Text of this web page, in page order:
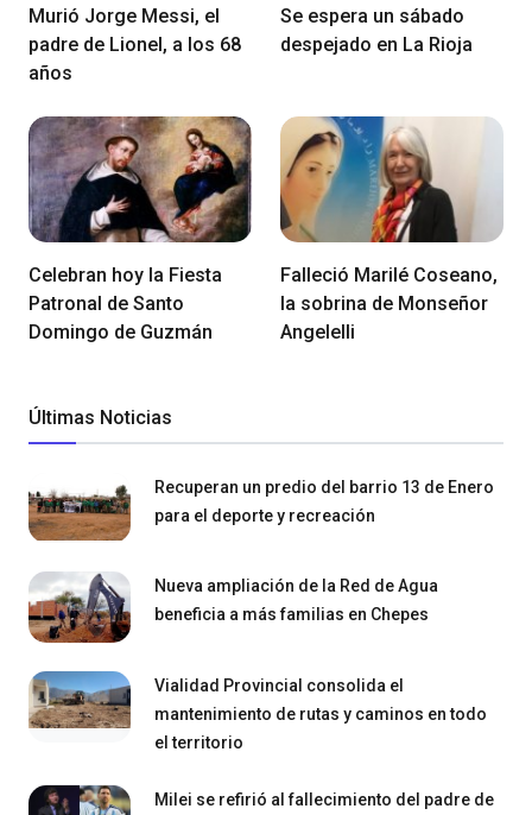
Murió Jorge Messi, el
padre de Lionel, a los 68
años
Se espera un sábado
despejado en La Rioja
Celebran hoy la Fiesta
Patronal de Santo
Domingo de Guzmán
Falleció Marilé Coseano,
la sobrina de Monseñor
Angelelli
Últimas Noticias
Recuperan un predio del barrio 13 de Enero
para el deporte y recreación
Nueva ampliación de la Red de Agua
beneficia a más familias en Chepes
Vialidad Provincial consolida el
mantenimiento de rutas y caminos en todo
el territorio
Milei se refirió al fallecimiento del padre de